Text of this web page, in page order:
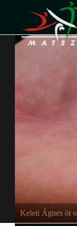
EB-ezüstérmes